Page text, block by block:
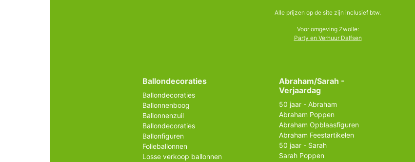
Alle prijzen op de site zijn inclusief btw.
Voor omgeving Zwolle:
Party en Verhuur Dalfsen
Ballondecoraties
Ballondecoraties
Ballonnenboog
Ballonnenzuil
Ballondecoraties
Ballonfiguren
Folieballonnen
Losse verkoop ballonnen
Abraham/Sarah -
Verjaardag
50 jaar - Abraham
Abraham Poppen
Abraham Opblaasfiguren
Abraham Feestartikelen
50 jaar - Sarah
Sarah Poppen